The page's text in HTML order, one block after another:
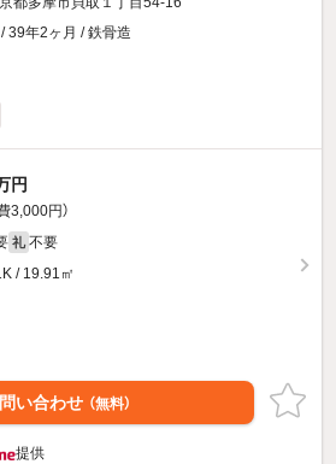
39年2ヶ月 / 鉄骨造
円
3,000円）
礼 不要
/ 19.91㎡
い合わせ （無料）
提供